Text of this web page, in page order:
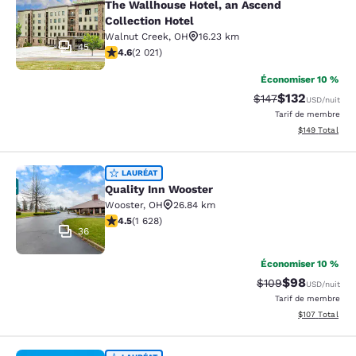
45
The Wallhouse Hotel, an Ascend
Collection Hotel
Walnut Creek, OH
16.23 km
4.63 étoiles. Exceptionnel. 2021 commentaires
4.6(2 021)
Économiser 10 %
Tarif barré :
$147Tarif réduit :
$132USD/nuit
Tarif de membre
Afficher les
$149 Total
Quality Inn Wooster
36
LAURÉAT
Quality Inn Wooster
Wooster, OH
26.84 km
4.5 étoiles. Excellent. 1628 commentaires
4.5(1 628)
Économiser 10 %
Tarif barré :
$109Tarif réduit :
$98USD/nuit
Tarif de membre
Afficher les
$107 Total